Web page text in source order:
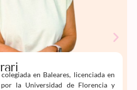
en Baleares, licenciada en
la Universidad de Florencia y